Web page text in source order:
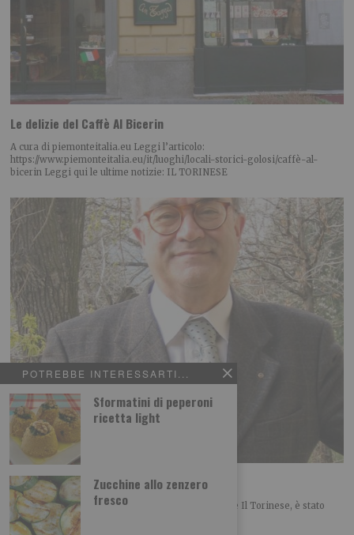
POTREBBE INTERESSARTI...
Sformatini di peperoni
ricetta light
Zucchine allo zenzero
fresco
Le delizie del Caffè Al Bicerin
A cura di piemonteitalia.eu Leggi l’articolo:
https://www.piemonteitalia.eu/it/luoghi/locali-storici-golosi/caffè-al-
bicerin Leggi qui le ultime notizie: IL TORINESE
De Marchi tra i 50 di Radio Cortina
Il giornalista Gianluigi De Marchi, collaboratore de Il Torinese, è stato
inserito nell’elenco dei 50 personaggi